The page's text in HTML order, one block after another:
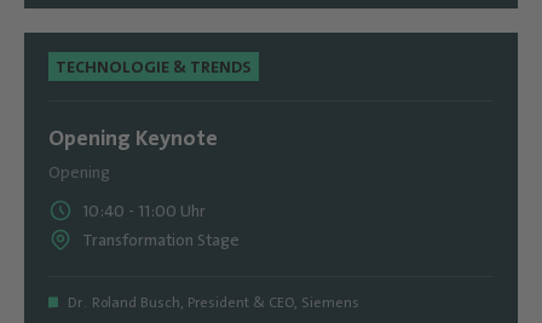
TECHNOLOGIE & TRENDS
Opening Keynote
Opening
10:40 - 11:00 Uhr
Transformation Stage
Dr․ Roland Busch, President & CEO, Siemens